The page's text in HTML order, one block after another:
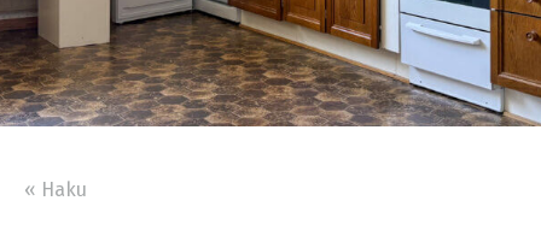
« Haku